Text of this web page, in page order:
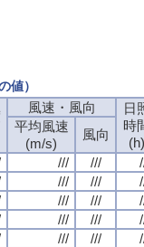
値）
風速・風向
日
時
(h)
平均風速
(m/s)
風向
/// ///
/// ///
/// ///
/// ///
/// ///